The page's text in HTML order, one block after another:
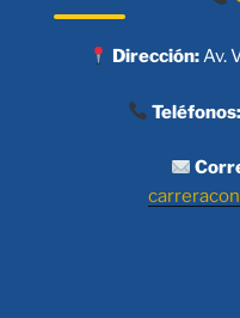
Dirección:Av.
Teléfonos: